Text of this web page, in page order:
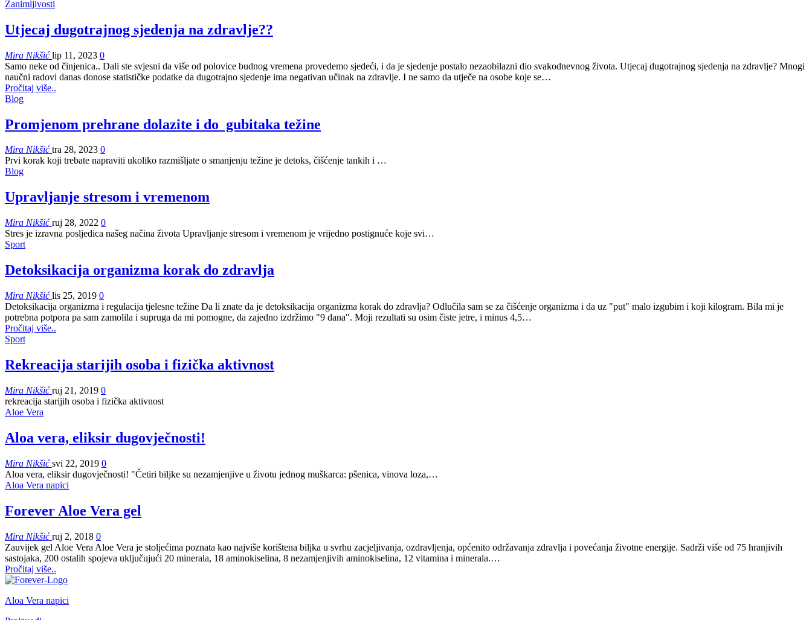
Zanimljivosti
Utjecaj dugotrajnog sjedenja na zdravlje??
Mira Nikšićlip 11, 2023 0
Samo neke od činjenica.. Dali ste svjesni da više od polovice budnog vremena provedemo sjedeći, i da je sjedenje postalo nezaobilazni dio svakodnevnog života. Utjecaj dugotrajnog sjedenja na zdravlje? Mnogi
naučni radovi danas donose statističke podatke da dugotrajno sjedenje ima negativan učinak na zdravlje. I ne samo da utječe na osobe koje se…
Pročitaj više..
Blog
Promjenom prehrane dolazite i do gubitaka težine
Mira Nikšićtra 28, 2023 0
Prvi korak koji trebate napraviti ukoliko razmišljate o smanjenju težine je detoks, čišćenje tankih i …
Blog
Upravljanje stresom i vremenom
Mira Nikšićruj 28, 2022 0
Stres je izravna posljedica našeg načina života Upravljanje stresom i vremenom je vrijedno postignuće koje svi…
Sport
Detoksikacija organizma korak do zdravlja
Mira Nikšićlis 25, 2019 0
Detoksikacija organizma i regulacija tjelesne težine Da li znate da je detoksikacija organizma korak do zdravlja? Odlučila sam se za čišćenje organizma i da uz "put" malo izgubim i koji kilogram. Bila mi je
potrebna potpora pa sam zamolila i supruga da mi pomogne, da zajedno izdržimo "9 dana". Moji rezultati su osim čiste jetre, i minus 4,5…
Pročitaj više..
Sport
Rekreacija starijih osoba i fizička aktivnost
Mira Nikšićruj 21, 2019 0
rekreacija starijih osoba i fizička aktivnost
Aloe Vera
Aloa vera, eliksir dugovječnosti!
Mira Nikšićsvi 22, 2019 0
Aloa vera, eliksir dugovječnosti! "Četiri biljke su nezamjenjive u životu jednog muškarca: pšenica, vinova loza,…
Aloa Vera napici
Forever Aloe Vera gel
Mira Nikšićruj 2, 2018 0
Zauvijek gel Aloe Vera Aloe Vera je stoljećima poznata kao najviše korištena biljka u svrhu zacjeljivanja, ozdravljenja, općenito održavanja zdravlja i povećanja životne energije. Sadrži više od 75 hranjivih
sastojaka, 200 ostalih spojeva uključujući 20 minerala, 18 aminokiselina, 8 nezamjenjivih aminokiselina, 12 vitamina i minerala.…
Pročitaj više..
Aloa Vera napici